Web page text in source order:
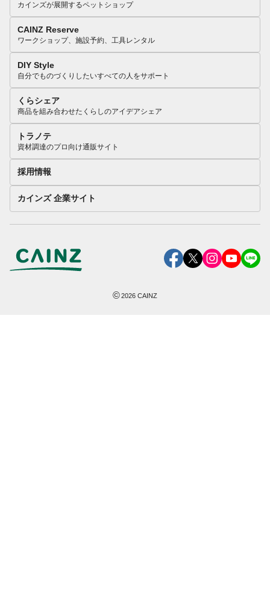
カインズが展開するペットショップ
CAINZ Reserve
ワークショップ、施設予約、工具レンタル
DIY Style
自分でものづくりしたいすべての人をサポート
くらシェア
商品を組み合わせたくらしのアイデアシェア
トラノテ
資材調達のプロ向け通販サイト
採用情報
カインズ 企業サイト
©2026 CAINZ